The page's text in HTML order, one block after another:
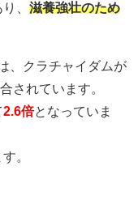
、 滋養強壮のため
、クラチャイダムが
されています。
2.6倍となっていま
。